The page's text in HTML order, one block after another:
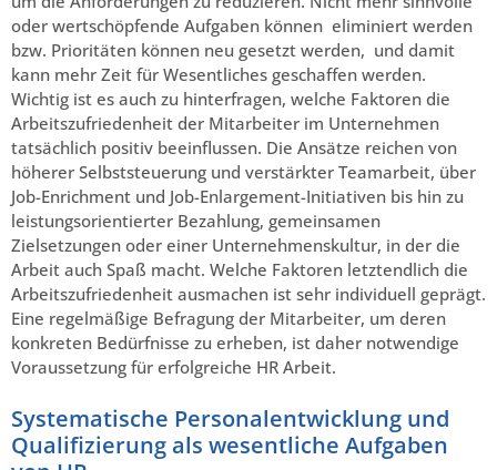
oder wertschöpfende Aufgaben können eliminiert werden
bzw. Prioritäten können neu gesetzt werden, und damit
kann mehr Zeit für Wesentliches geschaffen werden.
Wichtig ist es auch zu hinterfragen, welche Faktoren die
Arbeitszufriedenheit der Mitarbeiter im Unternehmen
tatsächlich positiv beeinflussen. Die Ansätze reichen von
höherer Selbststeuerung und verstärkter Teamarbeit, über
Job-Enrichment und Job-Enlargement-Initiativen bis hin zu
leistungsorientierter Bezahlung, gemeinsamen
Zielsetzungen oder einer Unternehmenskultur, in der die
Arbeit auch Spaß macht. Welche Faktoren letztendlich die
Arbeitszufriedenheit ausmachen ist sehr individuell geprägt.
Eine regelmäßige Befragung der Mitarbeiter, um deren
konkreten Bedürfnisse zu erheben, ist daher notwendige
Voraussetzung für erfolgreiche HR Arbeit.
Systematische Personalentwicklung und
Qualifizierung als wesentliche Aufgaben